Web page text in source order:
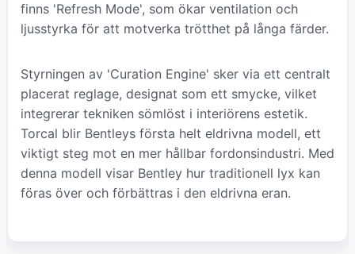
finns 'Refresh Mode', som ökar ventilation och
ljusstyrka för att motverka trötthet på långa färder.
Styrningen av 'Curation Engine' sker via ett centralt
placerat reglage, designat som ett smycke, vilket
integrerar tekniken sömlöst i interiörens estetik.
Torcal blir Bentleys första helt eldrivna modell, ett
viktigt steg mot en mer hållbar fordonsindustri. Med
denna modell visar Bentley hur traditionell lyx kan
föras över och förbättras i den eldrivna eran.